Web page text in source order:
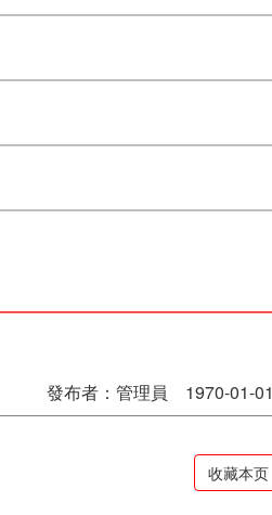
發布者：管理員 1970-01-01
收藏本页